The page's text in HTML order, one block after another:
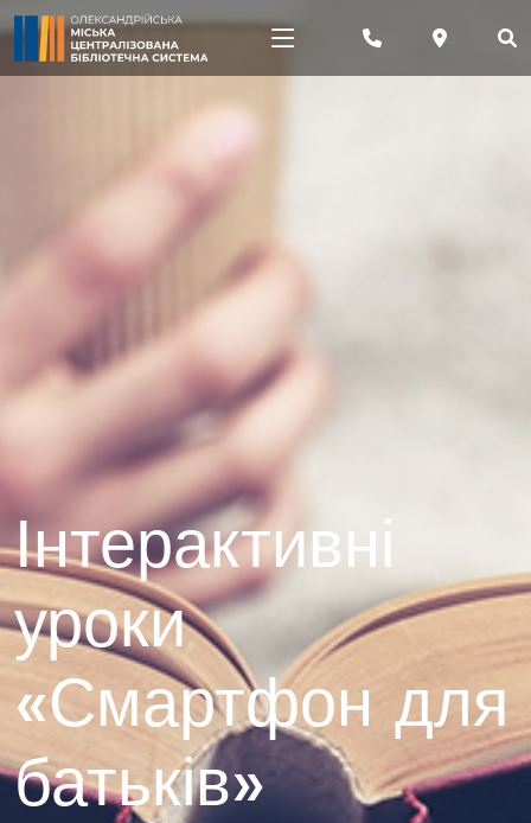
Інтерактивні
уроки
«Смартфон для
батьків»